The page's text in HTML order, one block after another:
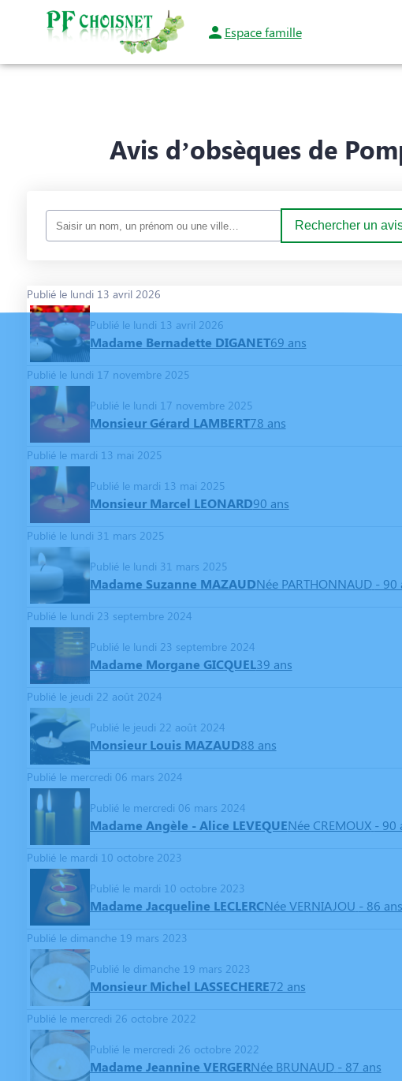
Espace famille
NOS SERVICES MARBRERIE FUNÉRAIRENOTRE AGENCENOS PRESTATIONS
Avis d’obsèques de
Rechercher un
Publié le lundi 13 avril 2026
Publié le lundi 13 avril 2026
Madame Bernadette DIGANET69 ans
Publié le lundi 17 novembre 2025
Publié le lundi 17 novembre 2025
Monsieur Gérard LAMBERT78 ans
Publié le mardi 13 mai 2025
Publié le mardi 13 mai 2025
Monsieur Marcel LEONARD90 ans
Publié le lundi 31 mars 2025
Publié le lundi 31 mars 2025
Madame Suzanne MAZAUDNée PARTHONNAUD - 90
Publié le lundi 23 septembre 2024
Publié le lundi 23 septembre 2024
Madame Morgane GICQUEL39 ans
Publié le jeudi 22 août 2024
Publié le jeudi 22 août 2024
Monsieur Louis MAZAUD88 ans
Publié le mercredi 06 mars 2024
Publié le mercredi 06 mars 2024
Madame Angèle - Alice LEVEQUENée CREMOUX - 90
Publié le mardi 10 octobre 2023
Publié le mardi 10 octobre 2023
Madame Jacqueline LECLERCNée VERNIAJOU - 86 ans
Publié le dimanche 19 mars 2023
Publié le dimanche 19 mars 2023
Monsieur Michel LASSECHERE72 ans
Publié le mercredi 26 octobre 2022
Publié le mercredi 26 octobre 2022
Madame Jeannine VERGERNée BRUNAUD - 87 ans